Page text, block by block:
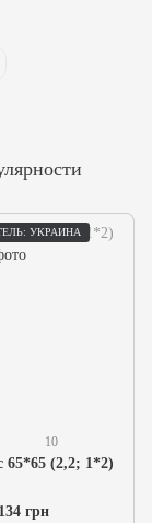
УКРАИНА
10
65*65 (2,2; 1*2)
134 грн